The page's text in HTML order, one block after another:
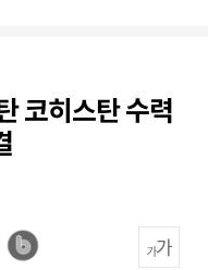
코히스탄 수력